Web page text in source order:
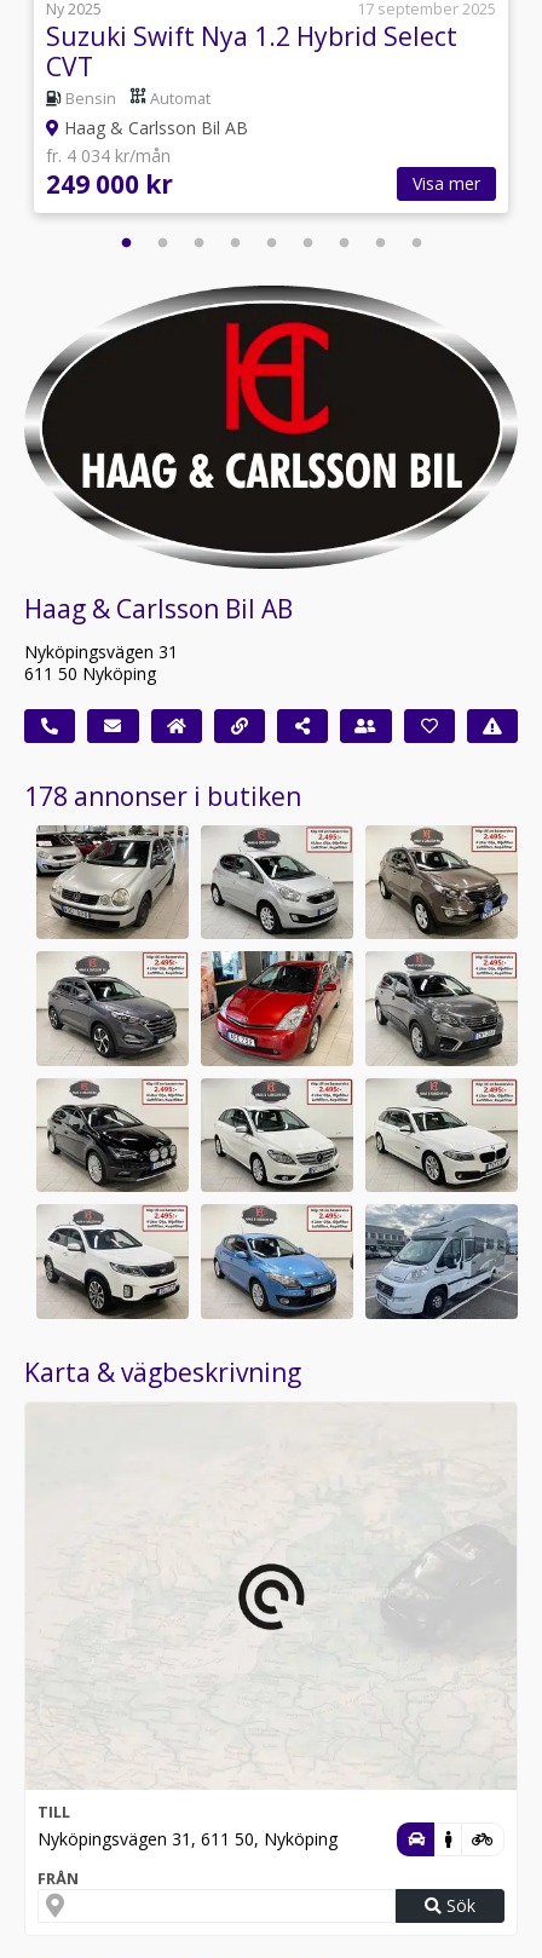
Ny 2025 17 september 2025
Suzuki Swift Nya 1.2 Hybrid Select
CVT
Bensin Automat
Haag & Carlsson Bil AB
fr. 4 034 kr/mån
249 000 kr Visa mer
Haag & Carlsson Bil AB
Nyköpingsvägen 31
611 50 Nyköping
178 annonser i butiken
Karta & vägbeskrivning
TILL
Nyköpingsvägen 31, 611 50, Nyköping
FRÅN
Sök